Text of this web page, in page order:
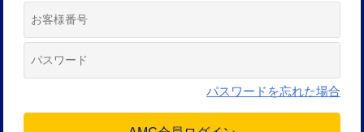
パスワードを忘れた場合